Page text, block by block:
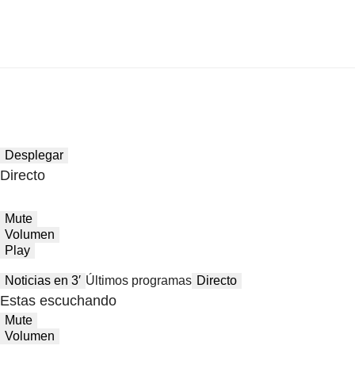
Desplegar
Directo
Mute
Volumen
Play
Noticias en 3′ Últimos programas Directo
Estas escuchando
Mute
Volumen